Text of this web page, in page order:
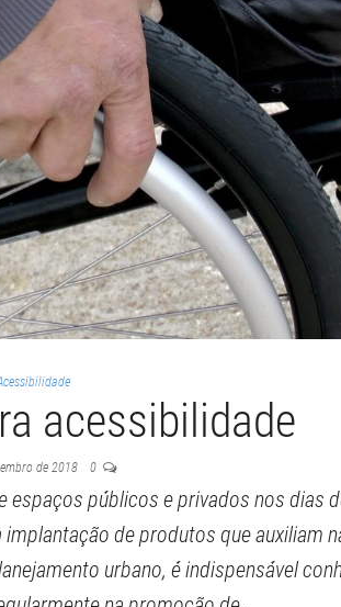
acessibilidade
de 2018 0
públicos e privados nos dias
de produtos que auxiliam
urbano, é indispensável